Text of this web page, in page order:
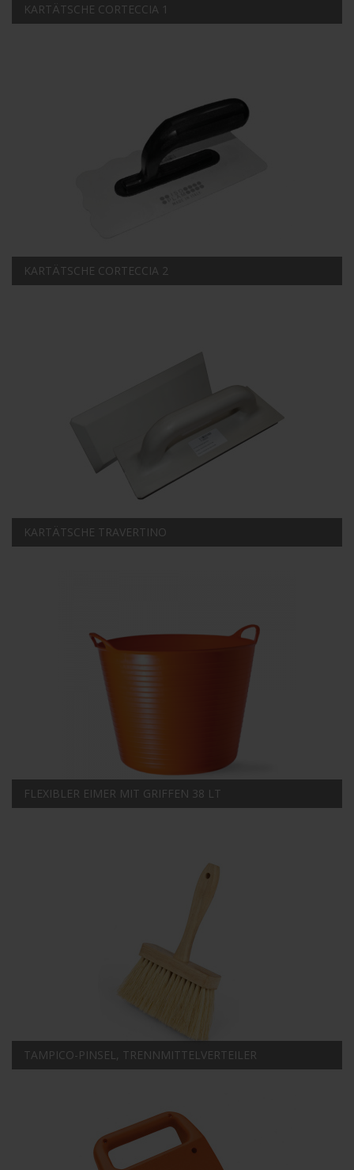
KARTÄTSCHE CORTECCIA 1
KARTÄTSCHE CORTECCIA 2
KARTÄTSCHE TRAVERTINO
FLEXIBLER EIMER MIT GRIFFEN 38 LT
TAMPICO-PINSEL, TRENNMITTELVERTEILER